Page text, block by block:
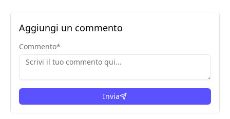
Aggiungi un commento
Commento*
Invia